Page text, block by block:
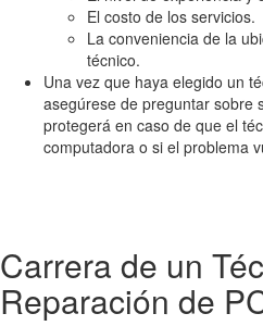
El costo de los servicios.
La conveniencia de la
técnico.
Una vez que haya elegido un
asegúrese de preguntar sobre
protegerá en caso de que el
computadora o si el problema
Carrera de un
Reparación de